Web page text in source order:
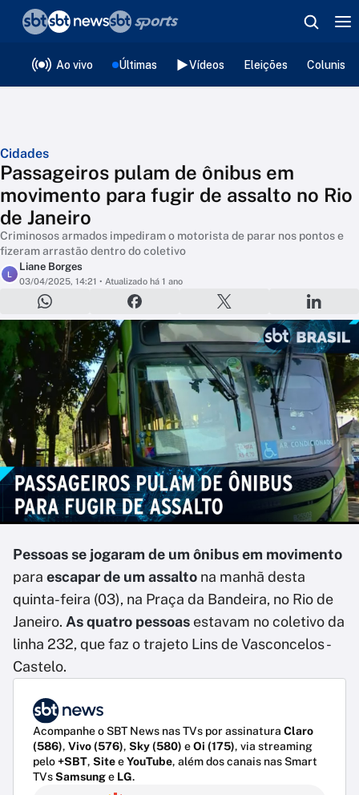
Ao vivo Últimas Vídeos Eleições
Cidades
Passageiros pulam de ônibus em
movimento para fugir de assalto no Rio
de Janeiro
Criminosos armados impediram o motorista de parar nos pontos e
fizeram arrastão dentro do coletivo
L
Liane Borges
03/04/2025, 14:21 • Atualizado há 1 ano
Pessoas se jogaram de um ônibus em movimento
para escapar de um assalto na manhã desta
quinta-feira (03), na Praça da Bandeira, no Rio de
Janeiro. As quatro pessoas estavam no coletivo da
linha 232, que faz o trajeto Lins de Vasconcelos -
Castelo.
Acompanhe o SBT News nas TVs por assinatura Claro
(586), Vivo (576), Sky (580) eOi (175), via streaming
pelo+SBT, SiteeYouTube, além dos canais nas Smart
TVsSamsunge LG.
❮voltar
Editorias